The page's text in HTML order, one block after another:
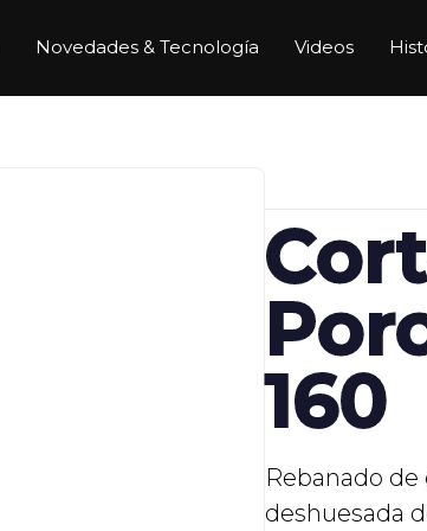
Novedades & Tecnología Videos
160
Rebanado
deshuesada